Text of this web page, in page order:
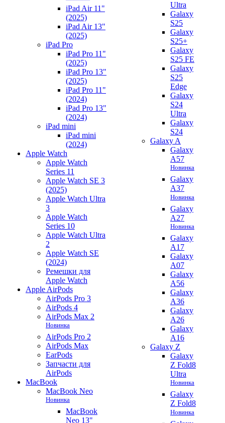
iPad Air 11"
(2025)
iPad Air 13"
(2025)
iPad Pro
iPad Pro 11"
(2025)
iPad Pro 13"
(2025)
iPad Pro 11"
(2024)
iPad Pro 13"
(2024)
iPad mini
iPad mini
(2024)
Apple Watch
Apple Watch
Series 11
Apple Watch SE 3
(2025)
Apple Watch Ultra
3
Apple Watch
Series 10
Apple Watch Ultra
2
Apple Watch SE
(2024)
Ремешки для
Apple Watch
Apple AirPods
AirPods Pro 3
AirPods 4
AirPods Max 2
Новинка
AirPods Pro 2
AirPods Max
EarPods
Запчасти для
AirPods
MacBook
MacBook Neo
Новинка
MacBook
Neo 13"
Ultra
Galaxy
S25
Galaxy
S25+
Galaxy
S25 FE
Galaxy
S25
Edge
Galaxy
S24
Ultra
Galaxy
S24
Galaxy A
Galaxy
A57
Новинка
Galaxy
A37
Новинка
Galaxy
A27
Новинка
Galaxy
A17
Galaxy
A07
Galaxy
A56
Galaxy
A36
Galaxy
A26
Galaxy
A16
Galaxy Z
Galaxy
Z Fold8
Ultra
Новинка
Galaxy
Z Fold8
Новинка